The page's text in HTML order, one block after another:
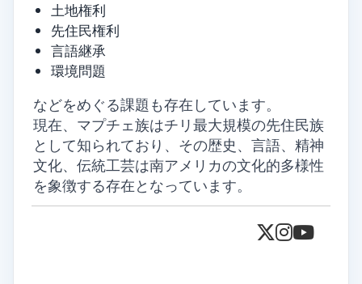
土地権利
先住民権利
言語継承
環境問題
などをめぐる課題も存在しています。
現在、マプチェ族はチリ最大規模の先住民族
として知られており、その歴史、言語、精神
文化、伝統工芸は南アメリカの文化的多様性
を象徴する存在となっています。